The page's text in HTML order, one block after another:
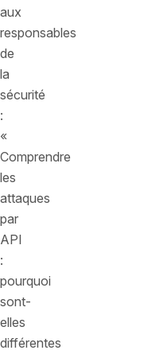
aux
responsables
de
la
sécurité
:
«
Comprendre
les
attaques
par
API
:
pourquoi
sont-
elles
différentes